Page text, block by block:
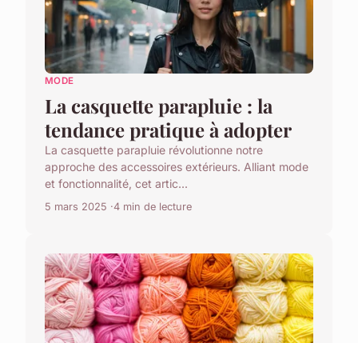
MODE
La casquette parapluie : la
tendance pratique à adopter
La casquette parapluie révolutionne notre
approche des accessoires extérieurs. Alliant mode
et fonctionnalité, cet artic...
5 mars 2025 4 min de lecture